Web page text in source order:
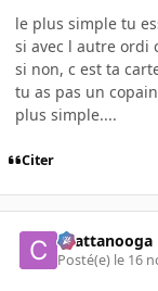
le plus simple tu
si avec l autre ordi
si non, c est ta
tu as pas un
plus simple....
Citer
chattanooga
Posté(e) le 16